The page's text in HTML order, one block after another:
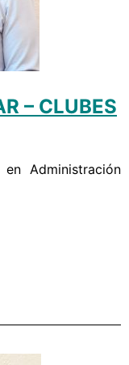
– CLUBES
en Administración